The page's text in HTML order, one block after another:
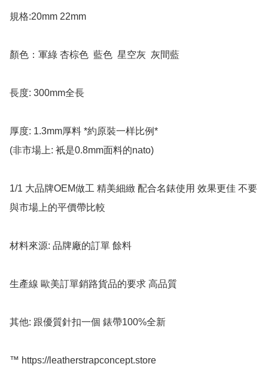
規格:20mm 22mm
顏色：軍綠 杏棕色  藍色  星空灰  灰間藍
長度: 300mm全長
厚度: 1.3mm厚料 *約原裝一样比例*
(非市場上: 衹是0.8mm面料的nato)
1/1 大品牌OEM做工 精美細緻 配合名錶使用 效果更佳 不要
與市場上的平價帶比較
材料來源: 品牌廠的訂單 餘料
生產線 歐美訂單銷路貨品的要求 高品質
其他: 跟優質針扣一個 錶帶100%全新
™️ https://leatherstrapconcept.store